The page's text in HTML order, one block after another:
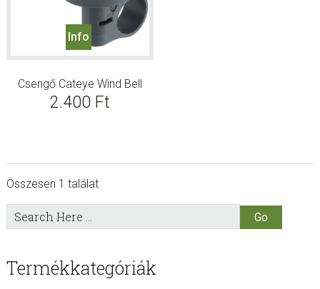
Info
Csengő Cateye Wind Bell
2.400 Ft
Összesen 1 találat
sidebar
Store
Sidebar
Search
Here
Termékkategóriák